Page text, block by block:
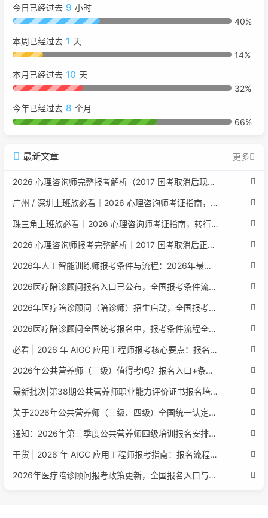
今日已经过去 9 小时
40%
本周已经过去 1 天
14%
本月已经过去 10 天
32%
今年已经过去 8 个月
66%
最新文章 更多
2026 心理咨询师完整报考解析（2017 国考取消后现行权威体系 + 避坑全指南）
广州 / 深圳上班族必看｜2026 心理咨询师考证指南，转行副业、情绪疏导双收益
珠三角上班族必看｜2026 心理咨询师考证指南，转行副业、情绪疏导双收益
2026 心理咨询师报考完整解析｜2017 国考取消后正规报考标准、流程避坑指南
2026年人工智能训练师报考条件与流程：2026年最新官方要求全面解读
2026医疗陪诊顾问报名入口已公布，全国报考条件流程政策全解析
2026年医疗陪诊顾问（陪诊师）招生启动，全国报考指南附报名官网
2026医疗陪诊顾问全国统考报名中，报考条件流程全攻略附报名入口
必看 | 2026 年 AIGC 应用工程师报考核心要点：报名费用、官网可查、行业认可度、补考规则全盘点
2026年公共营养师（三级）值得考吗？报名入口+条件+证书用途
最新批次|第38期公共营养师职业能力评价证书报名培训通知
关于2026年公共营养师（三级、四级）全国统一认定报名的服务通知
通知：2026年第三季度公共营养师四级培训报名安排正式发布
干货 | 2026 年 AIGC 应用工程师报考指南：报名流程、学历要求、培训课程、就业方向全梳理
2026年医疗陪诊顾问报考政策更新，全国报名入口与报考指南全同步